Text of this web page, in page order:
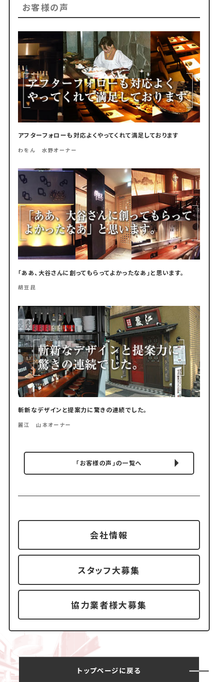
お客様の声
アフターフォローも対応よくやってくれて満足しております
わをん 水野オーナー
「ああ、大谷さんに創ってもらってよかったなあ」と思います。
胡豆昆
斬新なデザインと提案力に驚きの連続でした。
麗江 山本オーナー
「お客様の声」の一覧へ
会社情報
スタッフ大募集
協力業者様大募集
トップページに戻る